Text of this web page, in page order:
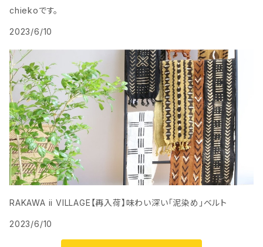
chiekoです。
2023/6/10
RAKAWA ii VILLAGE【再入荷】味わい深い「泥染め」ベルト
2023/6/10